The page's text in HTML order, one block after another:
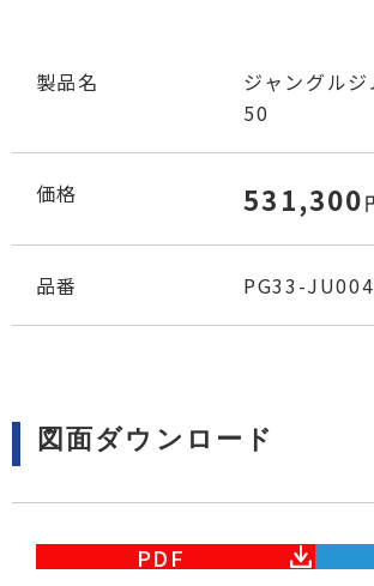
製品名
ジャングル
50
価格 531,300
品番 PG33-JU004
図面ダウンロード
PDF